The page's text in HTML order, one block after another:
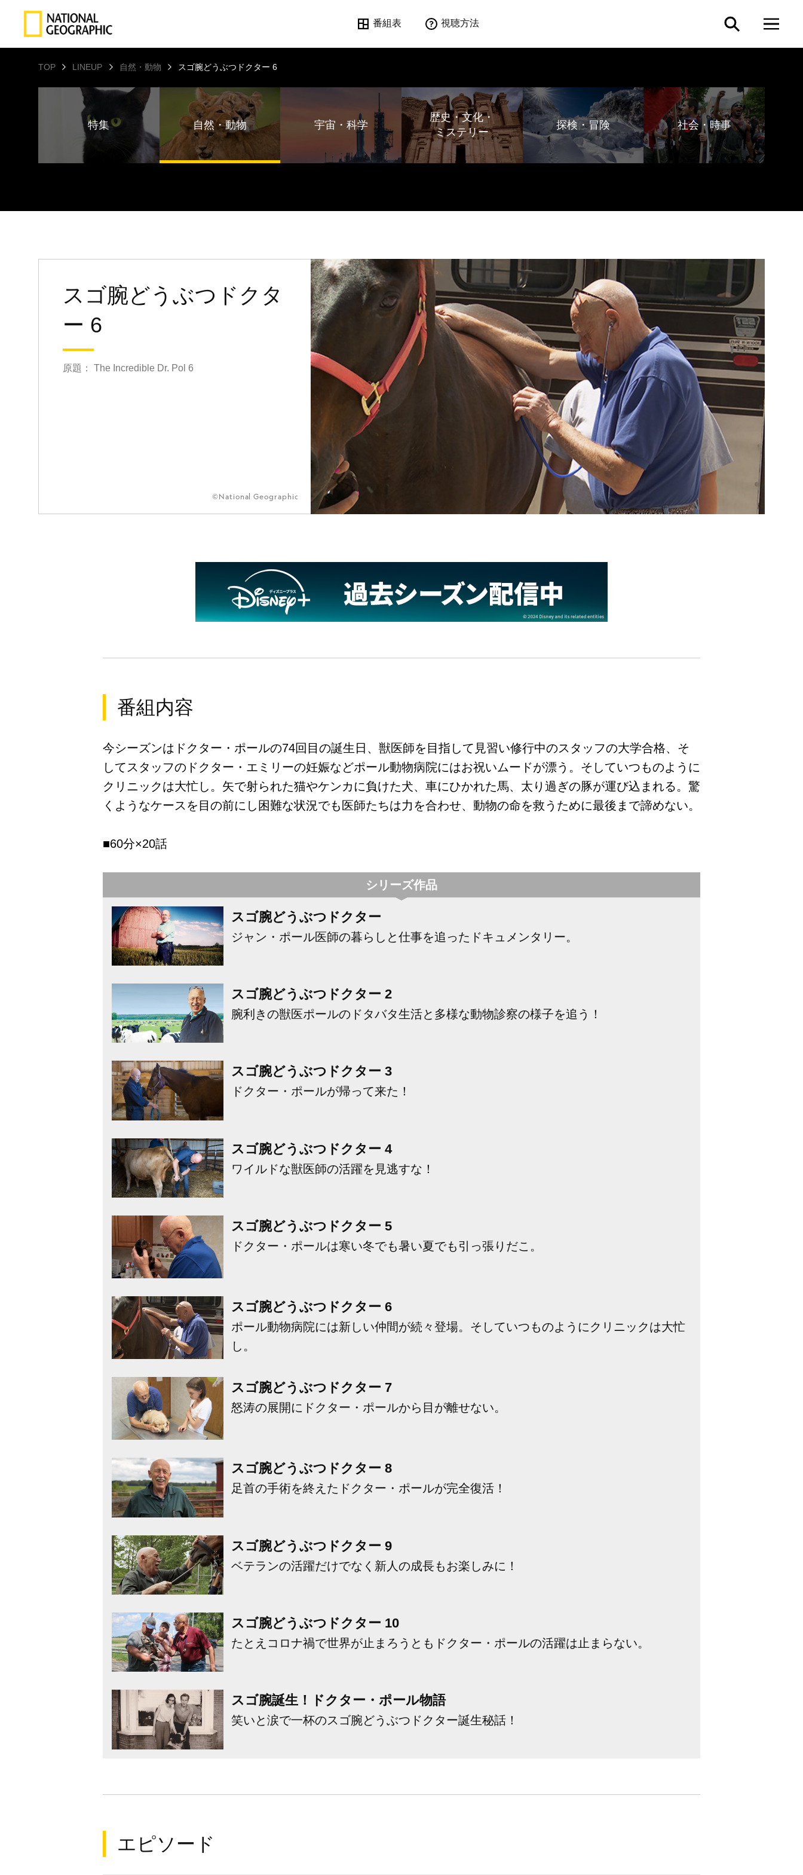
番組表 視聴方法
TOP LINEUP 自然・動物 スゴ腕どうぶつドクター 6
特集 自然・動物 宇宙・科学
歴史・文化・
ミステリー
探検・冒険 社会・時事
スゴ腕どうぶつドクタ
ー 6
原題： The Incredible Dr. Pol 6
©National Geographic
番組内容
今シーズンはドクター・ポールの74回目の誕生日、獣医師を目指して見習い修行中のスタッフの大学合格、そ
してスタッフのドクター・エミリーの妊娠などポール動物病院にはお祝いムードが漂う。そしていつものように
クリニックは大忙し。矢で射られた猫やケンカに負けた犬、車にひかれた馬、太り過ぎの豚が運び込まれる。驚
くようなケースを目の前にし困難な状況でも医師たちは力を合わせ、動物の命を救うために最後まで諦めない。
■60分×20話
シリーズ作品
スゴ腕どうぶつドクター
ジャン・ポール医師の暮らしと仕事を追ったドキュメンタリー。
スゴ腕どうぶつドクター 2
腕利きの獣医ポールのドタバタ生活と多様な動物診察の様子を追う！
スゴ腕どうぶつドクター 3
ドクター・ポールが帰って来た！
スゴ腕どうぶつドクター 4
ワイルドな獣医師の活躍を見逃すな！
スゴ腕どうぶつドクター 5
ドクター・ポールは寒い冬でも暑い夏でも引っ張りだこ。
スゴ腕どうぶつドクター 6
ポール動物病院には新しい仲間が続々登場。そしていつものようにクリニックは大忙
し。
スゴ腕どうぶつドクター 7
怒涛の展開にドクター・ポールから目が離せない。
スゴ腕どうぶつドクター 8
足首の手術を終えたドクター・ポールが完全復活！
スゴ腕どうぶつドクター 9
ベテランの活躍だけでなく新人の成長もお楽しみに！
スゴ腕どうぶつドクター 10
たとえコロナ禍で世界が止まろうともドクター・ポールの活躍は止まらない。
スゴ腕誕生！ドクター・ポール物語
笑いと涙で一杯のスゴ腕どうぶつドクター誕生秘話！
エピソード